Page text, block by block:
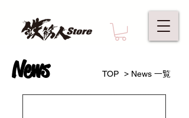
News TOP> News 一覧